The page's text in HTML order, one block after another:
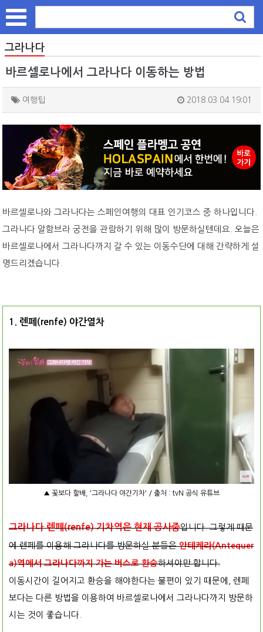
그라나다
바르셀로나에서 그라나다 이동하는 방법
여행팁 2018.03.04 19:01
바르셀로나와 그라나다는 스페인여행의 대표 인기코스 중 하나입니다.
그라나다 알함브라 궁전을 관람하기 위해 많이 방문하실텐데요. 오늘은
바르셀로나에서 그라나다까지 갈 수 있는 이동수단에 대해 간략하게 설
명드리겠습니다.
1. 렌페(renfe) 야간열차
▲ 꽃보다 할배, '그라나다 야간기차' / 출처 : tvN 공식 유튜브
그라나다 렌페(renfe) 기차역은 현재 공사중입니다. 그렇게 때문
에 렌페를 이용해 그라나다를 방문하실 분들은안테케라(Antequer
a)역에서 그라나다까지 가는 버스로 환승하셔야만 합니다.
이동시간이 길어지고 환승을 해야한다는 불편이 있기 때문에, 렌페
보다는 다른 방법을 이용하여 바르셀로나에서 그라나다까지 방문하
시는 것이 좋습니다.